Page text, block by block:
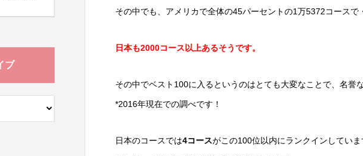
その中でも、アメリカで全体の45パーセントの1万5372コースで
日本も2000コース以上あるそうです。
その中でベスト100に入るというのはとても大変なことで、名誉
*2016年現在での調べです！
日本のコースでは4コースがこの100位以内にランクインしていま
ブ